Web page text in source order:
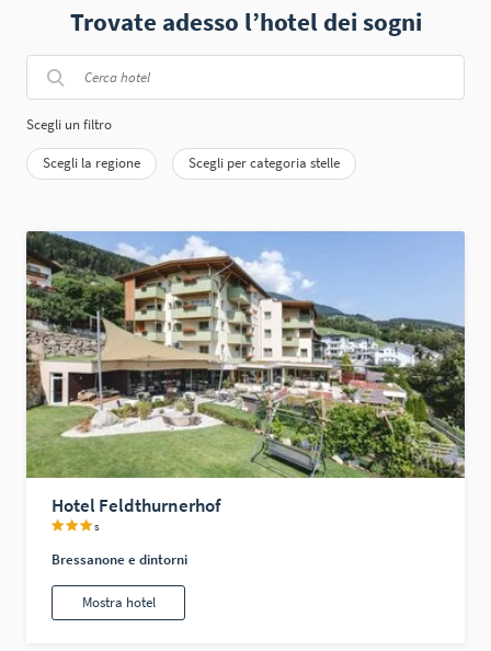
Trovate adesso l’hotel dei sogni
Scegli un filtro
Scegli la regione Scegli per categoria stelle
Hotel Feldthurnerhof
s
Bressanone e dintorni
Mostra hotel